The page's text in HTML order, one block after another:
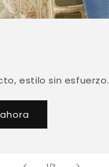
estilo sin esfuerzo.